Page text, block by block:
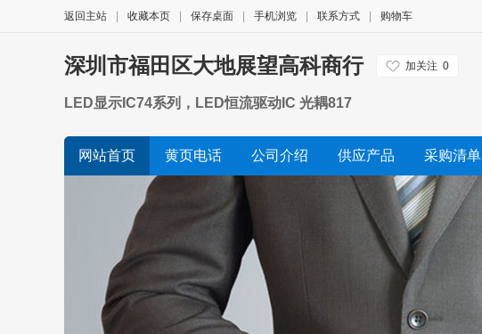
返回主站 收藏本页 保存桌面 手机浏览 联系方式 购物车
深圳市福田区大地展望高科商行 加关注 0
LED显示IC74系列，LED恒流驱动IC 光耦817
网站首页 黄页电话 公司介绍 供应产品 采购清单